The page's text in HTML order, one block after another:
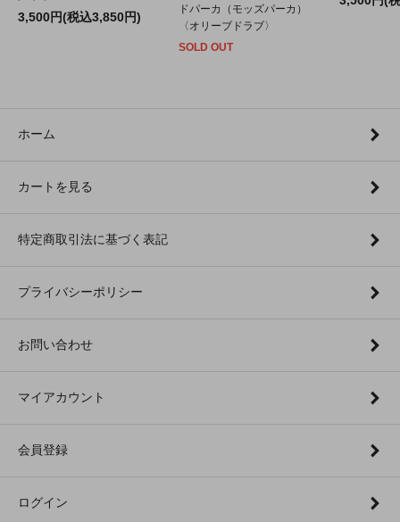
3,500円(税込3,850円)
ドパーカ（モッズパーカ）
〈オリーブドラブ〉
SOLD OUT
ホーム
カートを見る
特定商取引法に基づく表記
プライバシーポリシー
お問い合わせ
マイアカウント
会員登録
ログイン